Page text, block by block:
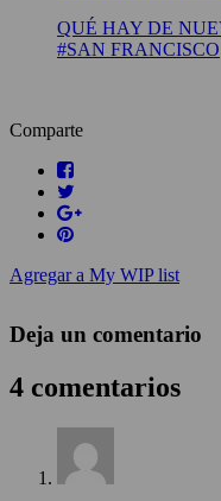
QUÉ HAY DE
#SAN FRANCISCO
Comparte
Agregar a My WIP list
Deja un comentario
4 comentarios